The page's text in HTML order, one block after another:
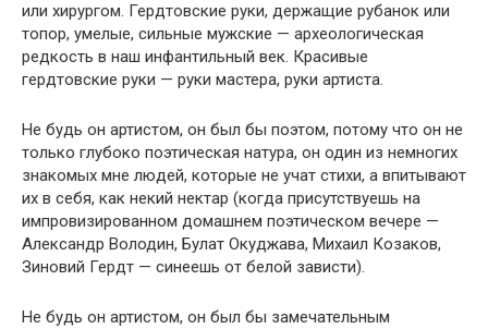
или хирургом. Гердтовские руки, держащие рубанок или
топор, умелые, сильные мужские — археологическая
редкость в наш инфантильный век. Красивые
гердтовские руки — руки мастера, руки артиста.
Не будь он артистом, он был бы поэтом, потому что он не
только глубоко поэтическая натура, он один из немногих
знакомых мне людей, которые не учат стихи, а впитывают
их в себя, как некий нектар (когда присутствуешь на
импровизированном домашнем поэтическом вечере —
Александр Володин, Булат Окуджава, Михаил Козаков,
Зиновий Гердт — синеешь от белой зависти).
Не будь он артистом, он был бы замечательным